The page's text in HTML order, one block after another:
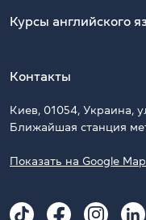
Курсы английского
Контакты
Киев, 01054, Украина,
Ближайшая станция
Показать на Google